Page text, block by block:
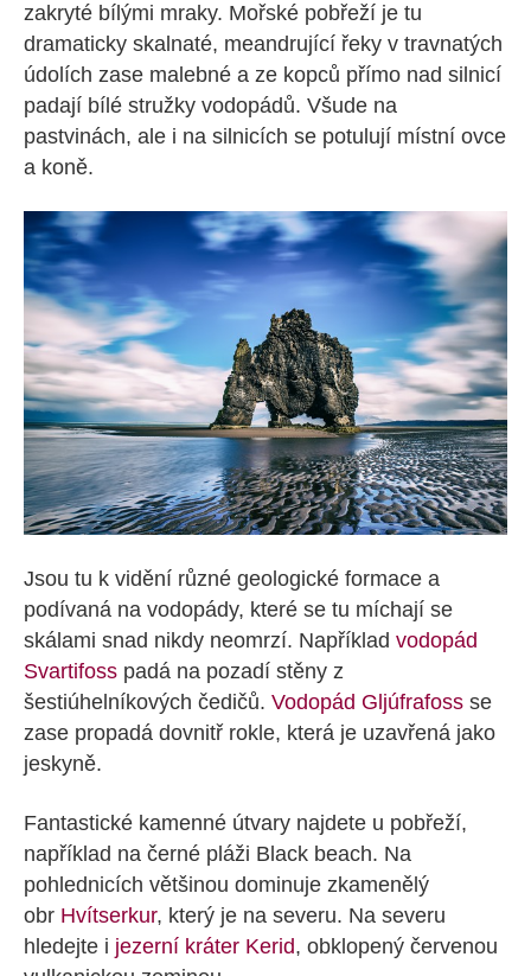
zakryté bílými mraky. Mořské pobřeží je tu
dramaticky skalnaté, meandrující řeky v travnatých
údolích zase malebné a ze kopců přímo nad silnicí
padají bílé stružky vodopádů. Všude na
pastvinách, ale i na silnicích se potulují místní ovce
a koně.
Jsou tu k vidění různé geologické formace a
podívaná na vodopády, které se tu míchají se
skálami snad nikdy neomrzí. Například vodopád
Svartifoss padá na pozadí stěny z
šestiúhelníkových čedičů. Vodopád Gljúfrafoss se
zase propadá dovnitř rokle, která je uzavřená jako
jeskyně.
Fantastické kamenné útvary najdete u pobřeží,
například na černé pláži Black beach. Na
pohlednicích většinou dominuje zkamenělý
obr Hvítserkur, který je na severu. Na severu
hledejte i jezerní kráter Kerid, obklopený červenou